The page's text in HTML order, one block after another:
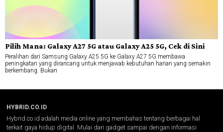
Pilih Mana: Galaxy A27 5G atau Galaxy A25 5G, Cek di Sini
Peralihan dari Samsung Galaxy A25 5G ke Galaxy A27 5G membawa
peningkatan yang dirancang untuk menjawab kebutuhan harian yang semakin
berkembang. Bukan
HYBRID.CO.ID
Hybrid.co.id adalah media online yang membahas tentang berbagai hal
terkait gaya hidup digital. Mulai dari gadget sampai dengan informasi